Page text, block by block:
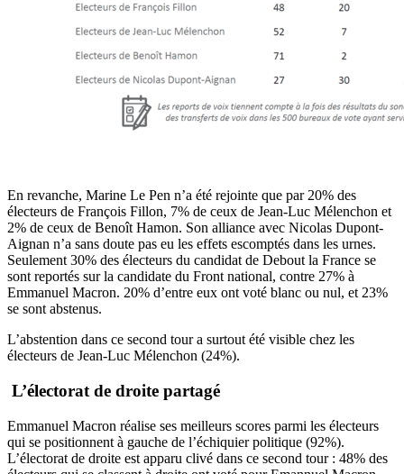
En revanche, Marine Le Pen n’a été rejointe que par 20% des
électeurs de François Fillon, 7% de ceux de Jean-Luc Mélenchon et
2% de ceux de Benoît Hamon. Son alliance avec Nicolas Dupont-
Aignan n’a sans doute pas eu les effets escomptés dans les urnes.
Seulement 30% des électeurs du candidat de Debout la France se
sont reportés sur la candidate du Front national, contre 27% à
Emmanuel Macron. 20% d’entre eux ont voté blanc ou nul, et 23%
se sont abstenus.
L’abstention dans ce second tour a surtout été visible chez les
électeurs de Jean-Luc Mélenchon (24%).
L’électorat de droite partagé
Emmanuel Macron réalise ses meilleurs scores parmi les électeurs
qui se positionnent à gauche de l’échiquier politique (92%).
L’électorat de droite est apparu clivé dans ce second tour : 48% des